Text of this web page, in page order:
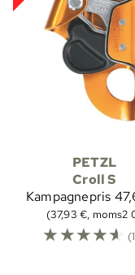
PETZL
Croll S
Kampagnepris
(37,93 €, moms2
☆☆☆☆☆